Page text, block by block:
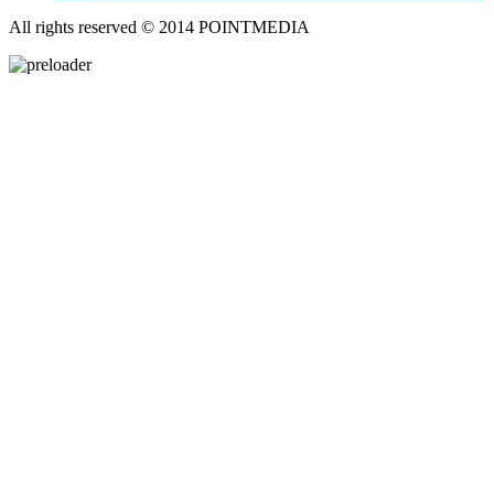
All rights reserved © 2014 POINTMEDIA